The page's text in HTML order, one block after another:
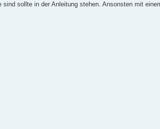
sind sollte in der Anleitung stehen. Ansonsten mit